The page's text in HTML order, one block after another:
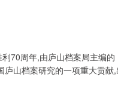
70周年,由庐山档案局主编
山档案研究的一项重大贡献,